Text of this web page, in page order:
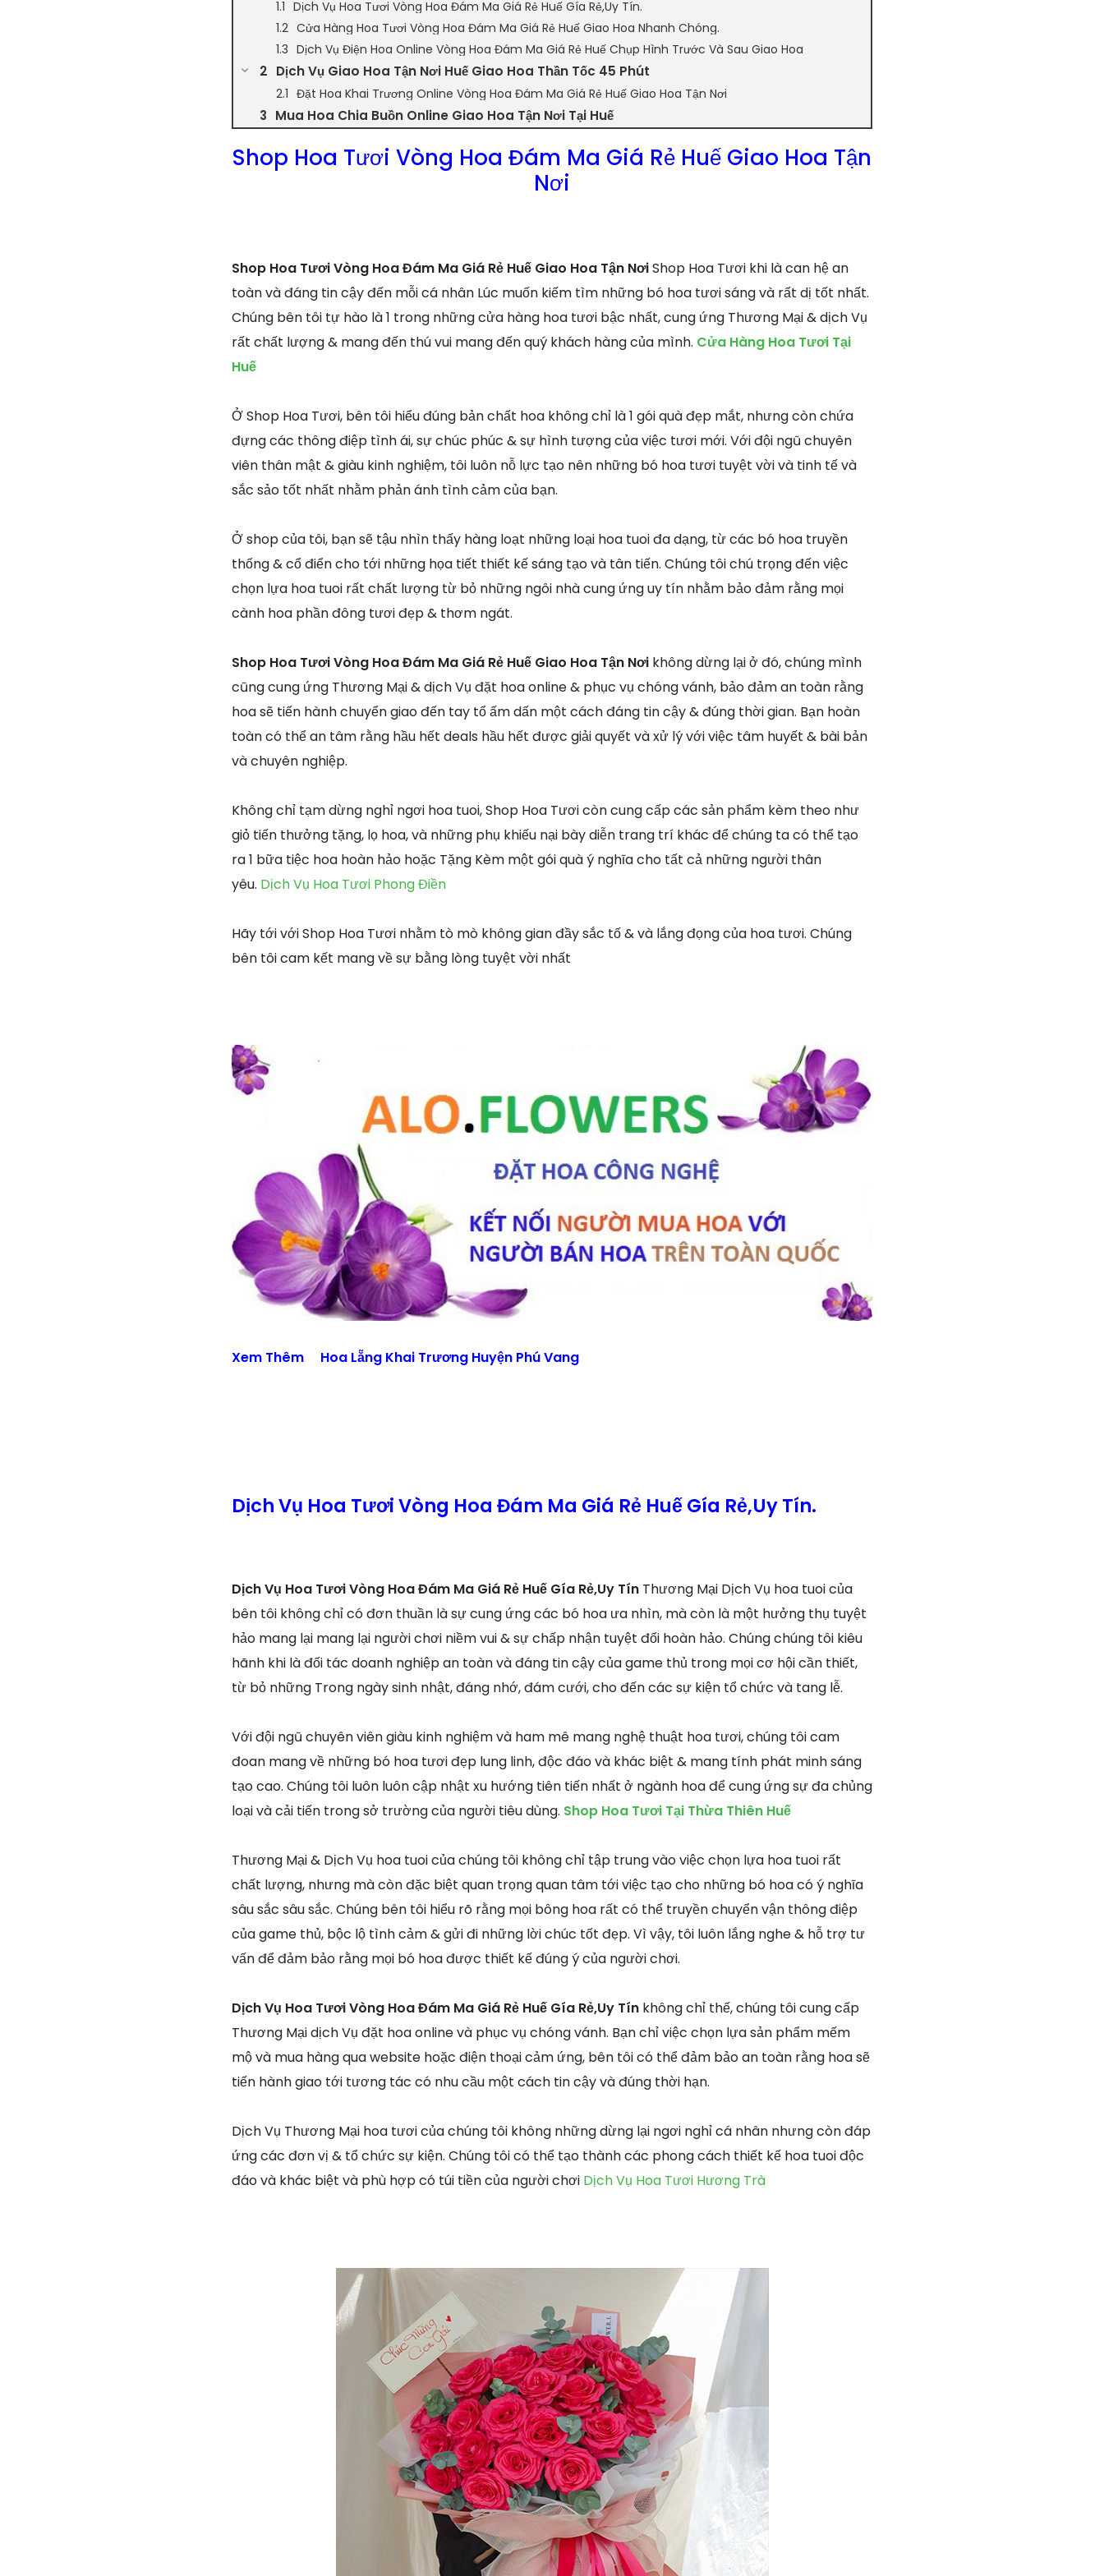
Dịch Vụ Hoa Tươi Vòng Hoa Đám Ma Giá Rẻ Huế Gía Rẻ,Uy Tín.
Cửa Hàng Hoa Tươi Vòng Hoa Đám Ma Giá Rẻ Huế Giao Hoa Nhanh Chóng.
Dịch Vụ Điện Hoa Online Vòng Hoa Đám Ma Giá Rẻ Huế Chụp Hình Trước Và Sau Giao Hoa
Dịch Vụ Giao Hoa Tận Nơi Huế Giao Hoa Thần Tốc 45 Phút
Đặt Hoa Khai Trương Online Vòng Hoa Đám Ma Giá Rẻ Huế Giao Hoa Tận Nơi
Mua Hoa Chia Buồn Online Giao Hoa Tận Nơi Tại Huế
Shop Hoa Tươi Vòng Hoa Đám Ma Giá Rẻ Huế Giao Hoa Tận
Nơi
Shop Hoa Tươi Vòng Hoa Đám Ma Giá Rẻ Huế Giao Hoa Tận NơiShop Hoa Tươi khi là can hệ an
toàn và đáng tin cậy đến mỗi cá nhân Lúc muốn kiếm tìm những bó hoa tươi sáng và rất dị tốt nhất.
Chúng bên tôi tự hào là 1 trong những cửa hàng hoa tươi bậc nhất, cung ứng Thương Mại & dịch Vụ
rất chất lượng & mang đến thú vui mang đến quý khách hàng của mình. Cửa Hàng Hoa Tươi Tại
Huế
Ở Shop Hoa Tươi, bên tôi hiểu đúng bản chất hoa không chỉ là 1 gói quà đẹp mắt, nhưng còn chứa
đựng các thông điệp tình ái, sự chúc phúc & sự hình tượng của việc tươi mới. Với đội ngũ chuyên
viên thân mật & giàu kinh nghiệm, tôi luôn nỗ lực tạo nên những bó hoa tươi tuyệt vời và tinh tế và
sắc sảo tốt nhất nhằm phản ánh tình cảm của bạn.
Ở shop của tôi, bạn sẽ tậu nhìn thấy hàng loạt những loại hoa tuoi đa dạng, từ các bó hoa truyền
thống & cổ điển cho tới những họa tiết thiết kế sáng tạo và tân tiến. Chúng tôi chú trọng đến việc
chọn lựa hoa tuoi rất chất lượng từ bỏ những ngôi nhà cung ứng uy tín nhằm bảo đảm rằng mọi
cành hoa phần đông tươi đẹp & thơm ngát.
Shop Hoa Tươi Vòng Hoa Đám Ma Giá Rẻ Huế Giao Hoa Tận Nơi không dừng lại ở đó, chúng mình
cũng cung ứng Thương Mại & dịch Vụ đặt hoa online & phục vụ chóng vánh, bảo đảm an toàn rằng
hoa sẽ tiến hành chuyển giao đến tay tổ ấm dấn một cách đáng tin cậy & đúng thời gian. Bạn hoàn
toàn có thể an tâm rằng hầu hết deals hầu hết được giải quyết và xử lý với việc tâm huyết & bài bản
và chuyên nghiệp.
Không chỉ tạm dừng nghỉ ngơi hoa tuoi, Shop Hoa Tươi còn cung cấp các sản phẩm kèm theo như
giỏ tiến thưởng tặng, lọ hoa, và những phụ khiếu nại bày diễn trang trí khác để chúng ta có thể tạo
ra 1 bữa tiệc hoa hoàn hảo hoặc Tặng Kèm một gói quà ý nghĩa cho tất cả những người thân
yêu. Dịch Vụ Hoa Tươi Phong Điền
Hãy tới với Shop Hoa Tươi nhằm tò mò không gian đầy sắc tố & và lắng đọng của hoa tươi. Chúng
bên tôi cam kết mang về sự bằng lòng tuyệt vời nhất
Xem Thêm Hoa Lẵng Khai Trương Huyện Phú Vang
Dịch Vụ Hoa Tươi Vòng Hoa Đám Ma Giá Rẻ Huế Gía Rẻ,Uy Tín.
Dịch Vụ Hoa Tươi Vòng Hoa Đám Ma Giá Rẻ Huế Gía Rẻ,Uy Tín Thương Mại Dịch Vụ hoa tuoi của
bên tôi không chỉ có đơn thuần là sự cung ứng các bó hoa ưa nhìn, mà còn là một hưởng thụ tuyệt
hảo mang lại mang lại người chơi niềm vui & sự chấp nhận tuyệt đối hoàn hảo. Chúng chúng tôi kiêu
hãnh khi là đối tác doanh nghiệp an toàn và đáng tin cậy của game thủ trong mọi cơ hội cần thiết,
từ bỏ những Trong ngày sinh nhật, đáng nhớ, đám cưới, cho đến các sự kiện tổ chức và tang lễ.
Với đội ngũ chuyên viên giàu kinh nghiệm và ham mê mang nghệ thuật hoa tươi, chúng tôi cam
đoan mang về những bó hoa tươi đẹp lung linh, độc đáo và khác biệt & mang tính phát minh sáng
tạo cao. Chúng tôi luôn luôn cập nhật xu hướng tiên tiến nhất ở ngành hoa để cung ứng sự đa chủng
loại và cải tiến trong sở trường của người tiêu dùng. Shop Hoa Tươi Tại Thừa Thiên Huế
Thương Mại & Dịch Vụ hoa tuoi của chúng tôi không chỉ tập trung vào việc chọn lựa hoa tuoi rất
chất lượng, nhưng mà còn đặc biệt quan trọng quan tâm tới việc tạo cho những bó hoa có ý nghĩa
sâu sắc sâu sắc. Chúng bên tôi hiểu rõ rằng mọi bông hoa rất có thể truyền chuyển vận thông điệp
của game thủ, bộc lộ tình cảm & gửi đi những lời chúc tốt đẹp. Vì vậy, tôi luôn lắng nghe & hỗ trợ tư
vấn để đảm bảo rằng mọi bó hoa được thiết kế đúng ý của người chơi.
Dịch Vụ Hoa Tươi Vòng Hoa Đám Ma Giá Rẻ Huế Gía Rẻ,Uy Tín không chỉ thế, chúng tôi cung cấp
Thương Mại dịch Vụ đặt hoa online và phục vụ chóng vánh. Bạn chỉ việc chọn lựa sản phẩm mếm
mộ và mua hàng qua website hoặc điện thoại cảm ứng, bên tôi có thể đảm bảo an toàn rằng hoa sẽ
tiến hành giao tới tương tác có nhu cầu một cách tin cậy và đúng thời hạn.
Dịch Vụ Thương Mại hoa tươi của chúng tôi không những dừng lại ngơi nghỉ cá nhân nhưng còn đáp
ứng các đơn vị & tổ chức sự kiện. Chúng tôi có thể tạo thành các phong cách thiết kế hoa tuoi độc
đáo và khác biệt và phù hợp có túi tiền của người chơi Dịch Vụ Hoa Tươi Hương Trà